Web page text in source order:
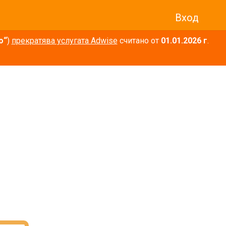
Вход
) прекратява услугата Adwiseсчитано от 01.01.2026 г.